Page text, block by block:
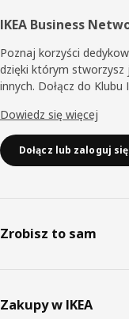
IKEA Business
Poznaj korzyści
dzięki którym stworzysz
innych. Dołącz do
Dowiedz się więcej
Dołącz lub zaloguj się
Zrobisz to sam
Zakupy w IKEA